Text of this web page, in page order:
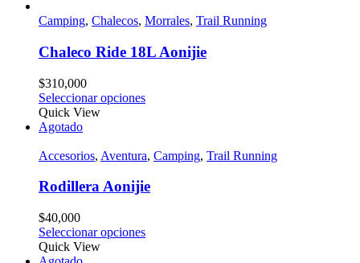
Camping, Chalecos, Morrales, Trail Running
Chaleco Ride 18L Aonijie
$310,000
Seleccionar opciones
Quick View
Agotado
Accesorios, Aventura, Camping, Trail Running
Rodillera Aonijie
$40,000
Seleccionar opciones
Quick View